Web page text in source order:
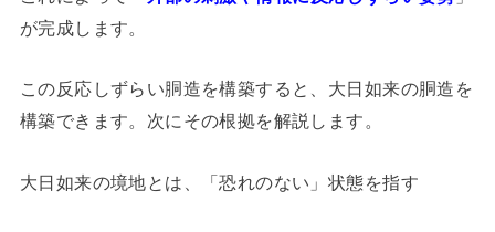
が完成します。
この反応しずらい胴造を構築すると、大日如来の胴造を
構築できます。次にその根拠を解説します。
大日如来の境地とは、「恐れのない」状態を指す